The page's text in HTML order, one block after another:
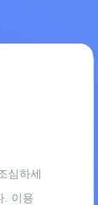
심하세
. 이용